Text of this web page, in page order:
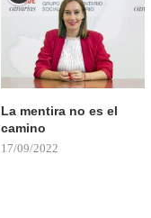
La mentira no es el
camino
17/09/2022